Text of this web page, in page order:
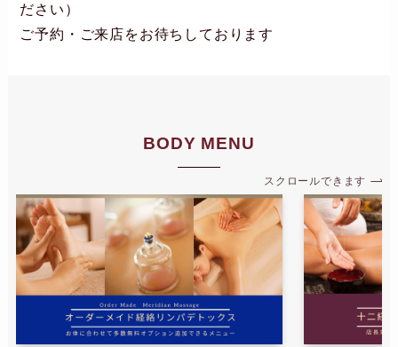
ださい）
ご予約・ご来店をお待ちしております
BODY MENU
スクロールできます